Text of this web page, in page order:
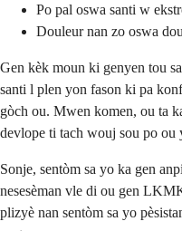
Po pal oswa santi w
Douleur nan zo oswa
Gen kèk moun ki genyen tou
santi l plen yon fason ki pa
gòch ou. Mwen komen, ou ta
devlope ti tach wouj sou po ou
Sonje, sentòm sa yo ka gen
nesesèman vle di ou gen
plizyè nan sentòm sa yo